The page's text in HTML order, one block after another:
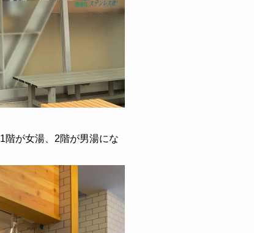
1階が女湯、2階が男湯にな